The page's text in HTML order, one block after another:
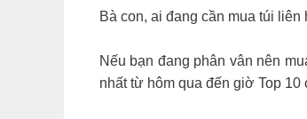
Bà con, ai đang cần mua túi
Nếu bạn đang phân vân nên
nhất từ hôm qua đến giờ Top